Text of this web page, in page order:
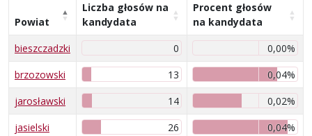
Powiat
Liczba głosów na
kandydata
Procent głosów
na kandydata
bieszczadzki
0
0,00%
brzozowski
13
0,04%
jarosławski
14
0,02%
jasielski
26
0,04%